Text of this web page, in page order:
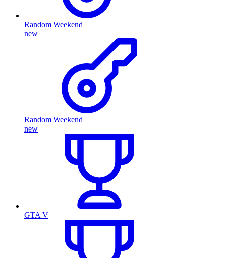
Random Weekend
new
Random Weekend
new
GTA V